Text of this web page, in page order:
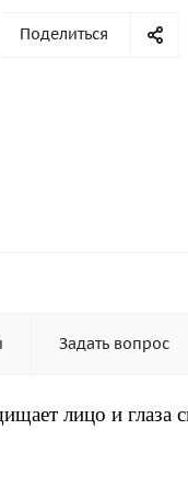
Поделиться
Задать вопрос
лицо и глаза